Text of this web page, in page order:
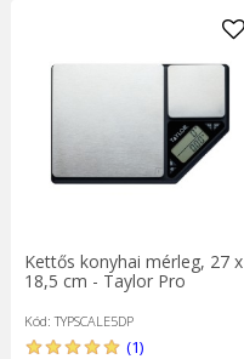
Kettős konyhai mérleg, 27 x
18,5 cm - Taylor Pro
Kód: TYPSCALE5DP
(1)